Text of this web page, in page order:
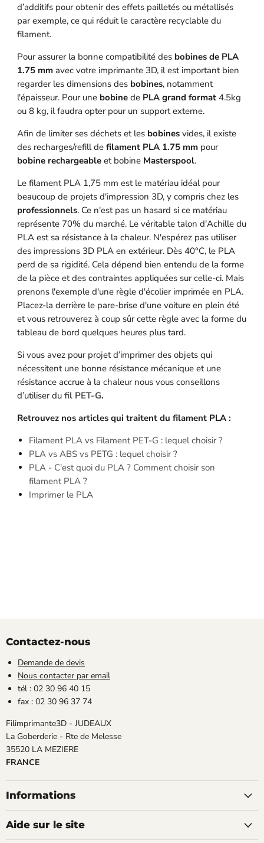
d’additifs pour obtenir des effets pailletés ou métallisés
par exemple, ce qui réduit le caractère recyclable du
filament.
Pour assurer la bonne compatibilité des bobines de PLA
1.75 mmavec votre imprimante 3D, il est important bien
regarder les dimensions des bobines, notamment
l'épaisseur. Pour une bobine de PLA grand format 4.5kg
ou 8 kg, il faudra opter pour un support externe.
Afin de limiter ses déchets et les bobines vides, il existe
des recharges/refill defilament PLA 1.75 mmpour
bobine rechargeable et bobine Masterspool.
Le filament PLA 1,75 mm est le matériau idéal pour
beaucoup de projets d'impression 3D, y compris chez les
professionnels. Ce n'est pas un hasard si ce matériau
représente 70% du marché. Le véritable talon d'Achille du
PLA est sa résistance à la chaleur. N'espérez pas utiliser
des impressions 3D PLA en extérieur. Dès 40°C, le PLA
perd de sa rigidité. Cela dépend bien entendu de la forme
de la pièce et des contraintes appliquées sur celle-ci. Mais
prenons l'exemple d'une règle d'écolier imprimée en PLA.
Placez-la derrière le pare-brise d'une voiture en plein été
et vous retrouverez à coup sûr cette règle avec la forme du
tableau de bord quelques heures plus tard.
Si vous avez pour projet d’imprimer des objets qui
nécessitent une bonne résistance mécanique et une
résistance accrue à la chaleur nous vous conseillons
d’utiliser du fil PET-G.
Retrouvez nos articles qui traitent du filament PLA :
Filament PLA vs Filament PET-G : lequel choisir ?
PLA vs ABS vs PETG : lequel choisir ?
PLA - C'est quoi du PLA ? Comment choisir son
filament PLA ?
Imprimer le PLA
Contactez-nous
Demande de devis
Nous contacter par email
tél : 02 30 96 40 15
fax : 02 30 96 37 74
Filimprimante3D - JUDEAUX
La Goberderie - Rte de Melesse
35520 LA MEZIERE
FRANCE
Informations
Aide sur le site